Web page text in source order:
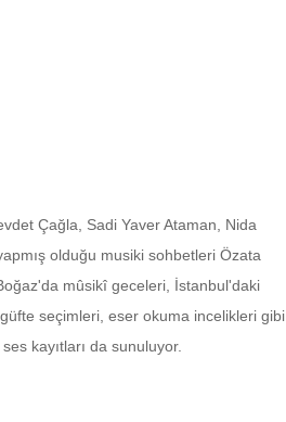
Çağla, Sadi Yaver Ataman, Nida
olduğu musiki sohbetleri Özata
mûsikî geceleri, İstanbul'daki
seçimleri, eser okuma incelikleri gibi
kayıtları da sunuluyor.